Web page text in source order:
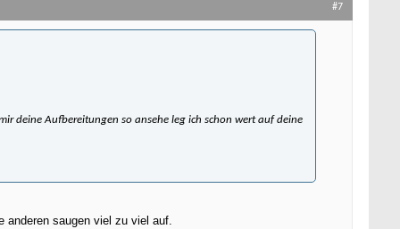
#7
deine Aufbereitungen so ansehe leg ich schon wert auf deine
anderen saugen viel zu viel auf.